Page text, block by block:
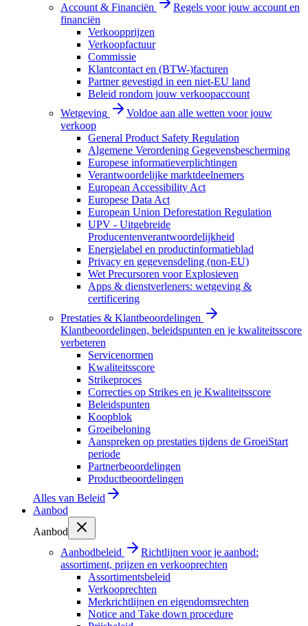
Account & Financiën
Regels voor jouw account en
financiën
Verkoopprijzen
Verkoopfactuur
Commissie
Klantcontact en (BTW-)facturen
Partner gevestigd in een niet-EU land
Beleid rondom jouw verkoopaccount
Wetgeving
Voldoe aan alle wetten voor jouw
verkoop
General Product Safety Regulation
Algemene Verordening Gegevensbescherming
Europese informatieverplichtingen
Verantwoordelijke marktdeelnemers
European Accessibility Act
Europese Data Act
European Union Deforestation Regulation
UPV - Uitgebreide
Producentenverantwoordelijkheid
Energielabel en productinformatieblad
Privacy en gegevensdeling (non-EU)
Wet Precursoren voor Explosieven
Apps & dienstverleners: wetgeving &
certificering
Prestaties & Klantbeoordelingen
Klantbeoordelingen, beleidspunten en je kwaliteitsscore
verbeteren
Servicenormen
Kwaliteitsscore
Strikeproces
Correcties op Strikes en je Kwaliteitsscore
Beleidspunten
Koopblok
Groeibeloning
Aanspreken op prestaties tijdens de GroeiStart
periode
Partnerbeoordelingen
Productbeoordelingen
Alles van Beleid
Aanbod
Aanbod
Aanbodbeleid
Richtlijnen voor je aanbod:
assortiment, prijzen en verkooprechten
Assortimentsbeleid
Verkooprechten
Merkrichtlijnen en eigendomsrechten
Notice and Take down procedure